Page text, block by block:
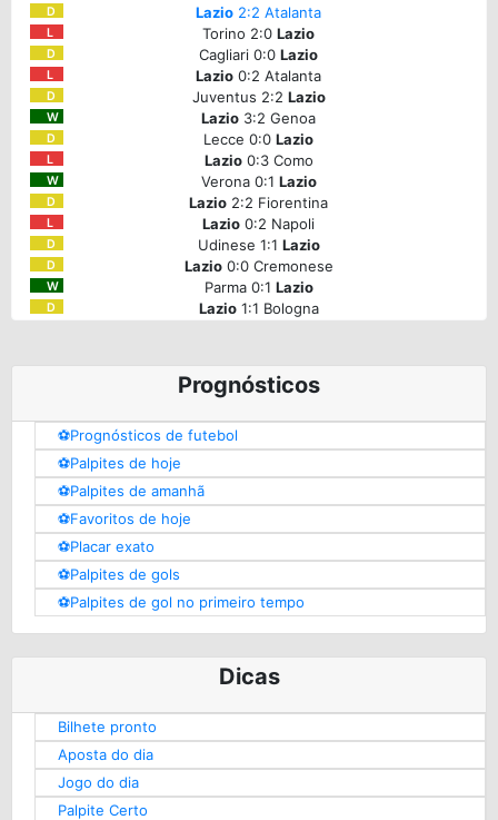
D Lazio 2:2 Atalanta
L Torino 2:0 Lazio
D Cagliari 0:0 Lazio
L Lazio 0:2 Atalanta
D Juventus 2:2 Lazio
W Lazio 3:2 Genoa
D Lecce 0:0 Lazio
L Lazio0:3 Como
W Verona 0:1 Lazio
D Lazio 2:2 Fiorentina
L Lazio 0:2 Napoli
D Udinese 1:1 Lazio
D Lazio0:0 Cremonese
W Parma 0:1 Lazio
D Lazio1:1 Bologna
Prognósticos
⚽️Prognósticos de futebol
⚽️Palpites de hoje
⚽️Palpites de amanhã
⚽️Favoritos de hoje
⚽️Placar exato
⚽️Palpites de gols
⚽️Palpites de gol no primeiro tempo
Dicas
Bilhete pronto
Aposta do dia
Jogo do dia
Palpite Certo